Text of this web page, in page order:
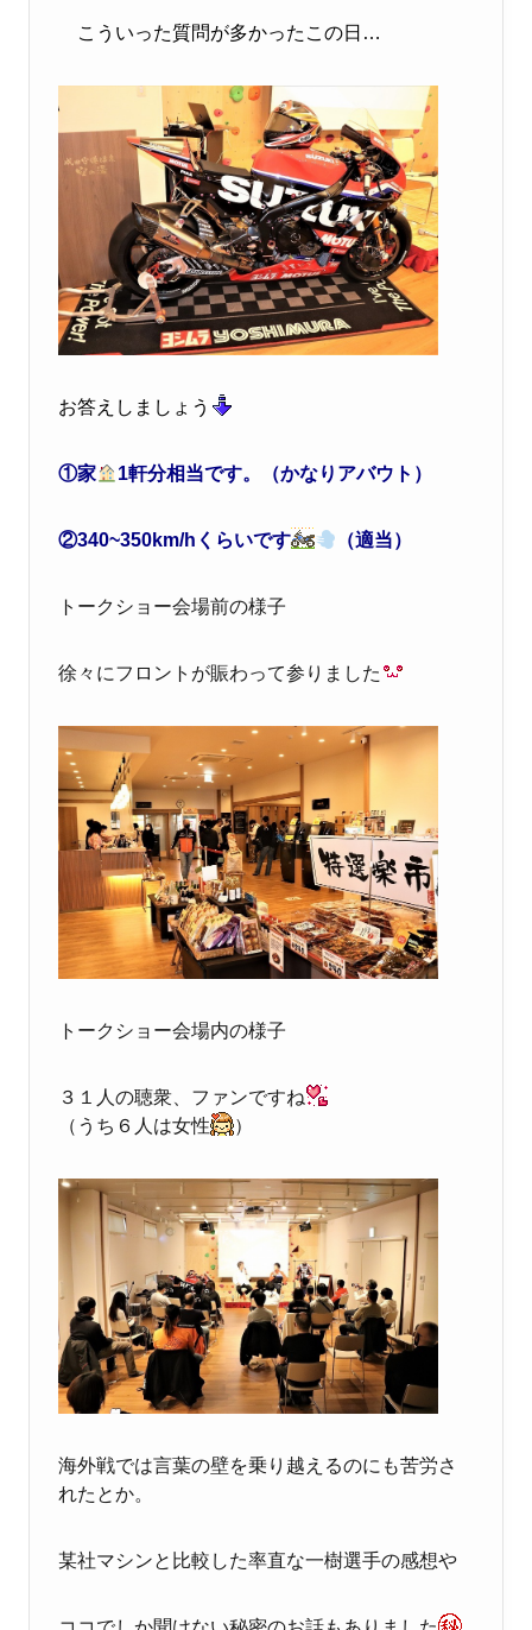
こういった質問が多かったこの日…
お答えしましょう
①家 1軒分相当です。（かなりアバウト）
②340~350km/hくらいです （適当）
トークショー会場前の様子
徐々にフロントが賑わって参りました
トークショー会場内の様子
３１人の聴衆、ファンですね
（うち６人は女性
）
海外戦では言葉の壁を乗り越えるのにも苦労さ
れたとか。
某社マシンと比較した率直な一樹選手の感想や